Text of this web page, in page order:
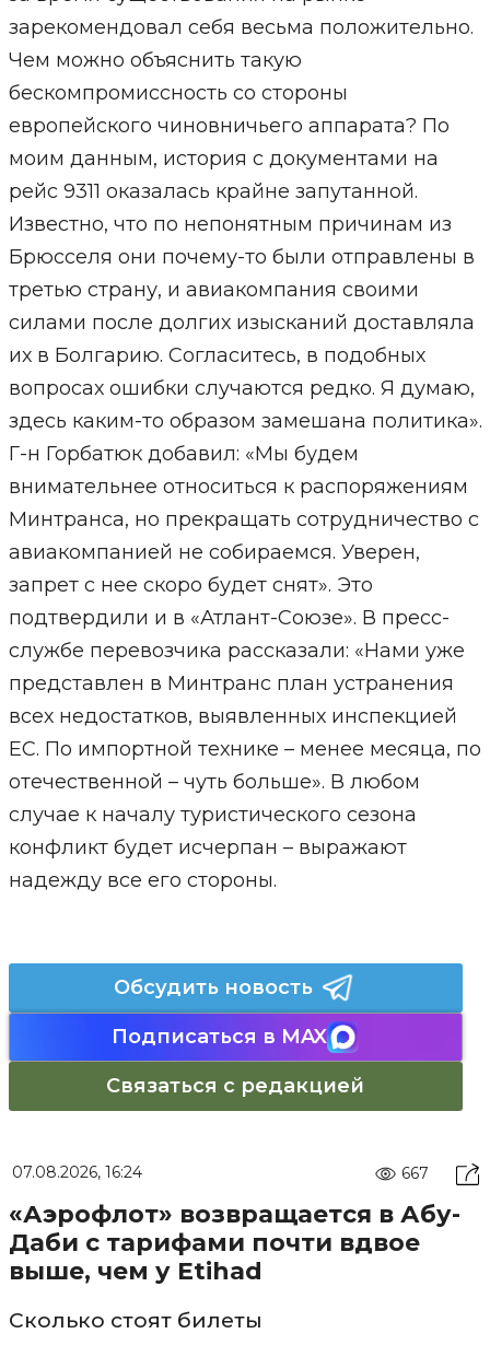
зарекомендовал себя весьма положительно.
Чем можно объяснить такую
бескомпромиссность со стороны
европейского чиновничьего аппарата? По
моим данным, история с документами на
рейс 9311 оказалась крайне запутанной.
Известно, что по непонятным причинам из
Брюсселя они почему-то были отправлены в
третью страну, и авиакомпания своими
силами после долгих изысканий доставляла
их в Болгарию. Согласитесь, в подобных
вопросах ошибки случаются редко. Я думаю,
здесь каким-то образом замешана политика».
Г-н Горбатюк добавил: «Мы будем
внимательнее относиться к распоряжениям
Минтранса, но прекращать сотрудничество с
авиакомпанией не собираемся. Уверен,
запрет с нее скоро будет снят». Это
подтвердили и в «Атлант-Союзе». В пресс-
службе перевозчика рассказали: «Нами уже
представлен в Минтранс план устранения
всех недостатков, выявленных инспекцией
ЕС. По импортной технике – менее месяца, по
отечественной – чуть больше». В любом
случае к началу туристического сезона
конфликт будет исчерпан – выражают
надежду все его стороны.
Обсудить новость
Подписаться в MAX
Связаться с редакцией
07.08.2026, 16:24 667
«Аэрофлот» возвращается в Абу-
Даби с тарифами почти вдвое
выше, чем у Etihad
Сколько стоят билеты